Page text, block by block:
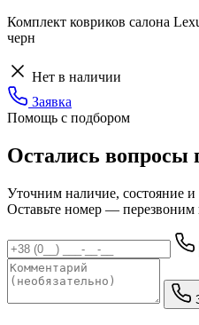
Комплект ковриков салона
черн
Нет в наличии
Заявка
Помощь с подбором
Остались вопросы
Уточним наличие, состояние
Оставьте номер — перезвоним